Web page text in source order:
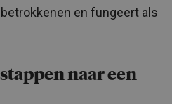
en fungeert als
naar een